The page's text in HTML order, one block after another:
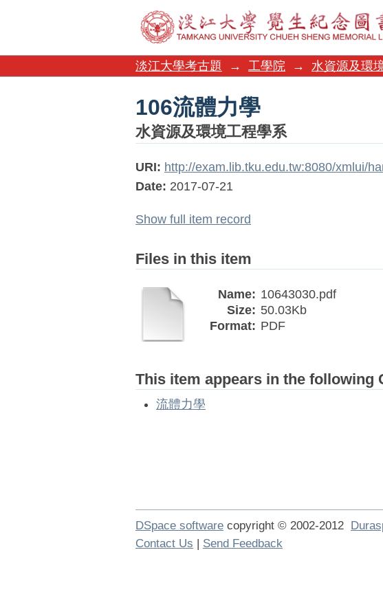
106流體力學
淡江大學考古題
→ 工學院 → 水資源及環
106流體力學
水資源及環境工程學系
URI: http://exam.lib.tku.edu.tw:8080/xmlui/
Date: 2017-07-21
Show full item record
Files in this item
Name: 10643030.pdf
Size: 50.03Kb
Format: PDF
This item appears in the following
流體力學
DSpace software copyright © 2002-2012
Contact Us | Send Feedback